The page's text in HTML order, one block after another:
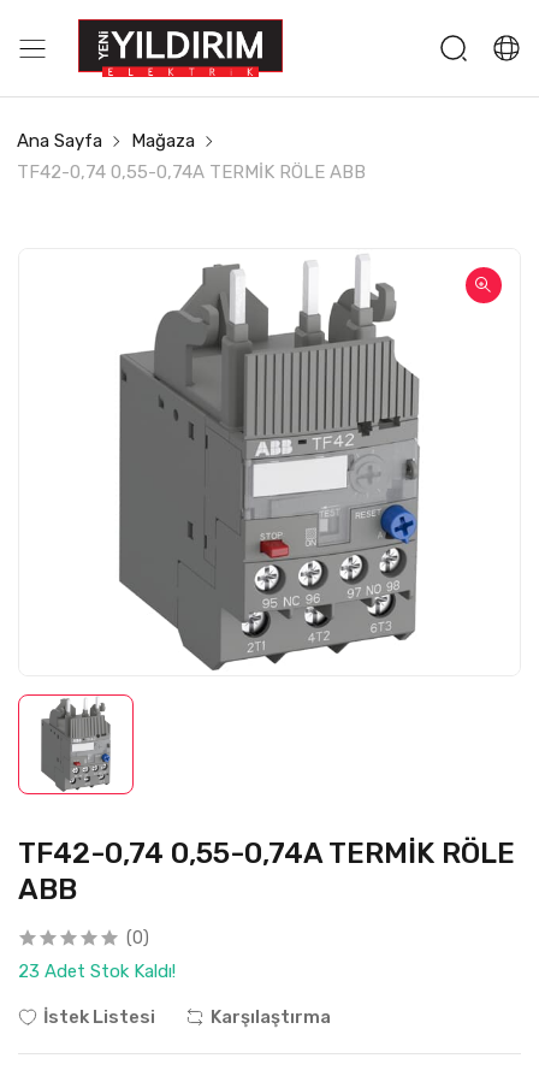
Ana Sayfa
Mağaza
TF42-0,74 0,55-0,74A TERMİK RÖLE ABB
TF42-0,74 0,55-0,74A TERMİK RÖLE
ABB
(0)
23 Adet Stok Kaldı!
İstek Listesi Karşılaştırma